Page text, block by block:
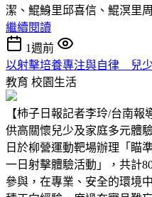
潔、鯤鯓里邱喜信、鯤溟里
繼續閱讀
1週前
以射擊培養專注與自律 兒
教育 校園生活
【柿子日報記者李玲/台南
供高關懷兒少及家庭多元體
日於柳營運動靶場辦理「瞄
一日射擊體驗活動」，共計
參與，在專業、安全的環境